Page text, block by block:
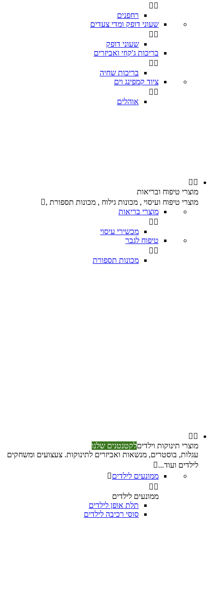
 
רחפנים
שעוני דופק ומדי צעדים
 
שעוני דופק
בריכות ג'קוזי ואביזרים
 
בריכות שחיה
ציוד קמפינג וים
 
אוהלים
 
מוצרי טיפוח ובריאות
מוצרי טיפוח ועיסוי , מכונות גילוח , מכונות תספורת ,
מוצרי בריאות
 
מכשירי עיסוי
טיפוח לגבר
 
מכונות תספורת
 
מוצרי תינוקות וילדיםלקטנטנים שלנו
עגלות, בוסטרים, מנשאות ואביזרים לתינוקות. צעצועים ומשחקים
לילדים ועוד...
ממונעים לילדים
 
ממונעים לילדים
תלת אופן לילדים
סוסי רכיבה לילדים